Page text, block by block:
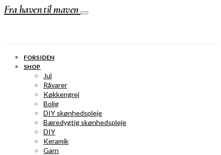
Fra haven til maven
FORSIDEN
SHOP
Jul
Råvarer
Køkkengrej
Bolig
DIY skønhedspleje
Bæredygtig skønhedspleje
DIY
Keramik
Garn